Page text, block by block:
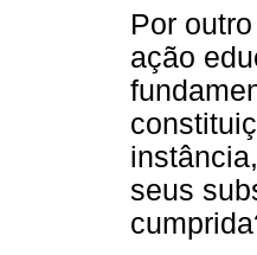
Por
ação
seus